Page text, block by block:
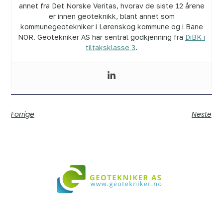
annet fra Det Norske Veritas, hvorav de siste 12 årene
er innen geoteknikk, blant annet som
kommunegeotekniker i Lørenskog kommune og i Bane
NOR. Geotekniker AS har sentral godkjenning fra DiBK i
tiltaksklasse 3.
Forrige Neste